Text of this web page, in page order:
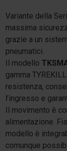
Variante della
massima
grazie a un
pneumatici.
Il modello
gamma
resistenza,
l’ingresso e
Il movimento è
alimentazione.
modello è
comunque